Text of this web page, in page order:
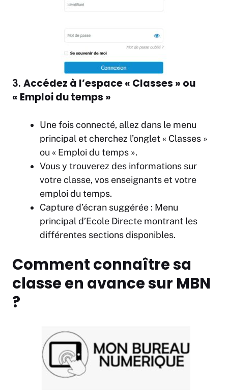
3. Accédez à l’espace « Classes » ou
« Emploi du temps »
Une fois connecté, allez dans le menu
principal et cherchez l’onglet « Classes »
ou « Emploi du temps ».
Vous y trouverez des informations sur
votre classe, vos enseignants et votre
emploi du temps.
Capture d’écran suggérée : Menu
principal d’Ecole Directe montrant les
différentes sections disponibles.
Comment connaître sa
classe en avance sur MBN
?